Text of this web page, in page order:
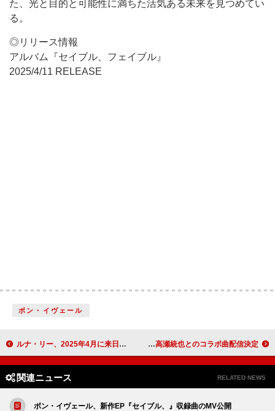
た、光と目的と可能性に満ちた活気ある未来を見つめてい
る。
◎リリース情報
アルバム『セイブル、フェイブル』
2025/4/11 RELEASE
ボン・イヴェール
ルナ・リー、2025年4月に来日公演を開催 YOAKE、高瀬統也とのコラボ曲配信決定
関連ニュース RELATED NEWS
ボン・イヴェール、新作EP『セイブル、』収録曲のMV公開